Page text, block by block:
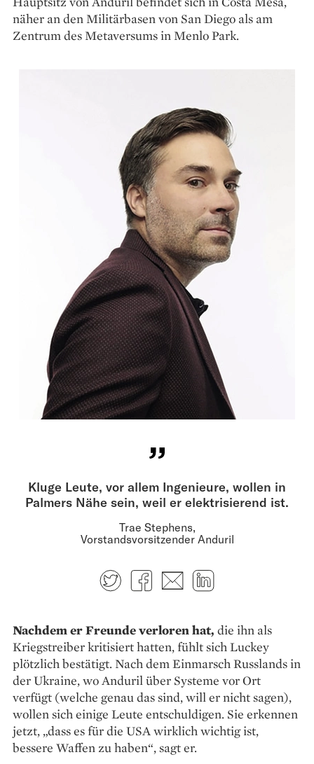
näher an den Militärbasen von San Diego als am
Zentrum des Metaversums in Menlo Park.
Kluge Leute, vor allem Ingenieure, wollen in
Palmers Nähe sein, weil er elektrisierend ist.
Trae Stephens,
Vorstandsvorsitzender Anduril
TwitterFacebook
E-mail
Nachdem er Freunde verloren hat, die ihn als
Kriegstreiber kritisiert hatten, fühlt sich Luckey
plötzlich bestätigt. Nach dem Einmarsch Russlands in
der Ukraine, wo Anduril über Systeme vor Ort
verfügt (welche genau das sind, will er nicht sagen),
wollen sich einige Leute entschuldigen. Sie erkennen
jetzt, „dass es für die USA wirklich wichtig ist,
bessere Waffen zu haben“, sagt er.